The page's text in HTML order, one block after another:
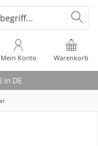
in DE
Warenkorb
Mein Konto